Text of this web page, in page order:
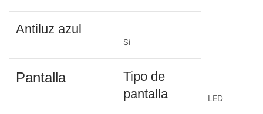
Antiluz azul
Sí
Pantalla
Tipo de
pantalla
LED